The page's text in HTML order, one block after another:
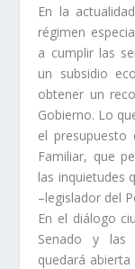
En la
régimen
a cumplir las
un subsidio
obtener un
Gobierno. Lo
el presupuesto
Familiar, que
las inquietudes
–legislador del
En el diálogo
Senado y las
quedará